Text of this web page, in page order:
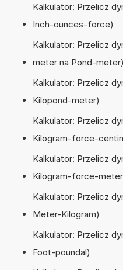
Kalkulator: Przelicz
Inch-ounces-force)
Kalkulator: Przelicz
meter na Pond-meter)
Kalkulator: Przelicz
Kilopond-meter)
Kalkulator: Przelicz
Kilogram-force-
Kalkulator: Przelicz
Kilogram-force-
Kalkulator: Przelicz
Meter-Kilogram)
Kalkulator: Przelicz
Foot-poundal)